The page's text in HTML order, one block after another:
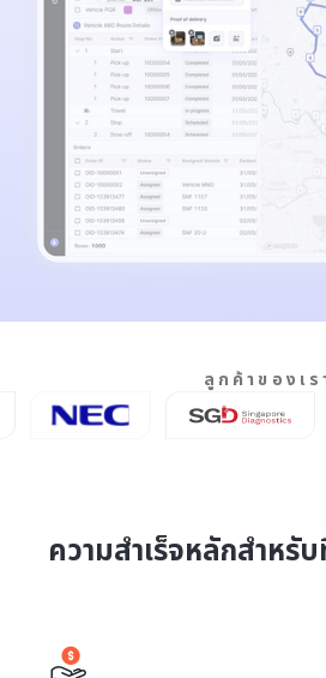
ลูกค้าของเร
ความสำเร็จหลักสำหรั